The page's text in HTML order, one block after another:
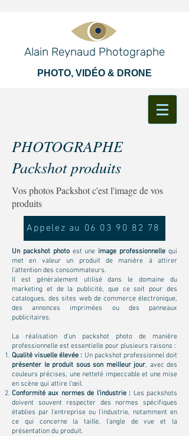
Alain Reynaud Photographe
PHOTO, VIDÉO & DRONE
PHOTOGRAPHE
Packshot produits
Vos photos Packshot c'est l'image de vos
produits
Appelez au 06 03 90 82 78
Un packshot photoest une image professionnelle qui
met en valeur un produit de manière à attirer
l'attention des consommateurs.
Il est généralement utilisé dans le domaine du
marketing et de la publicité, que ce soit pour des
catalogues, des sites web de commerce électronique,
des annonces imprimées ou des panneaux
publicitaires.
La réalisation d'un packshot photo de manière
professionnelle est essentielle pour plusieurs raisons :
Qualité visuelle élevée : Un packshot professionnel doit
présenter le produit sous son meilleur jour, avec des
couleurs précises, une netteté impeccable et une mise
en scène qui attire l'œil.
Conformité aux normes de l'industrie : Les packshots
doivent souvent respecter des normes spécifiques
établies par l'entreprise ou l'industrie, notamment en
ce qui concerne la taille, l'angle de vue et la
présentation du produit.